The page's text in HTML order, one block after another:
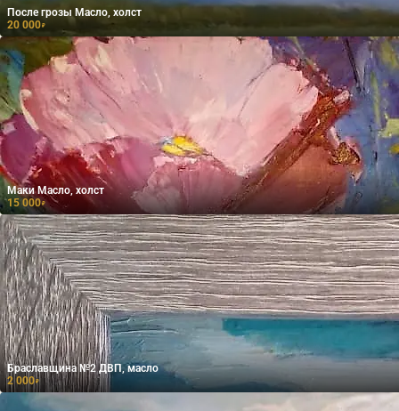
После грозы Масло, холст
20 000₽
Маки Масло, холст
15 000₽
Браславщина №2 ДВП, масло
2 000₽